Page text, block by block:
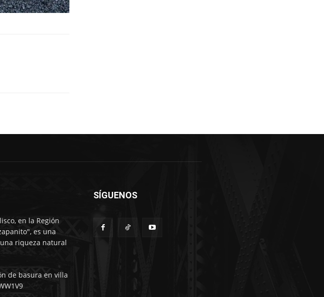
en la Región
es una
riqueza natural
de basura en villa
SÍGUENOS